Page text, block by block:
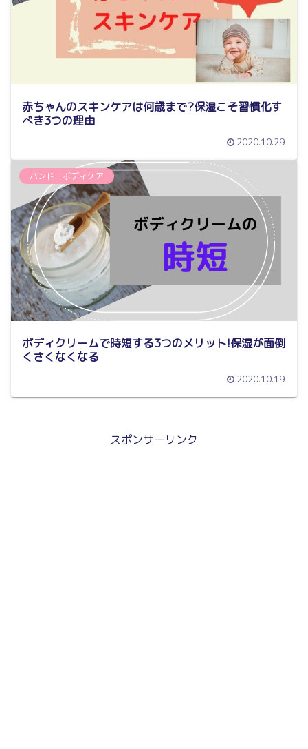
赤ちゃんのスキンケアは何歳まで?保湿こそ習慣化す
べき3つの理由
2020.10.29
ハンド・ボディケア
ボディクリームで時短する3つのメリット!保湿が面倒
くさくなくなる
2020.10.19
スポンサーリンク